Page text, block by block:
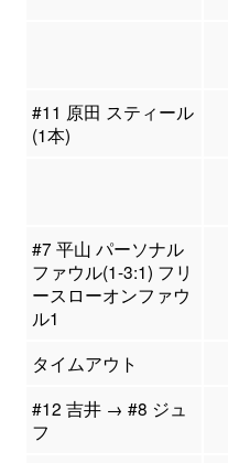
#11 原田 スティール
(1本)
#7 平山 パーソナル
ファウル(1-3:1) フリ
ースローオンファウ
ル1
タイムアウト
#12 吉井 → #8 ジュ
フ